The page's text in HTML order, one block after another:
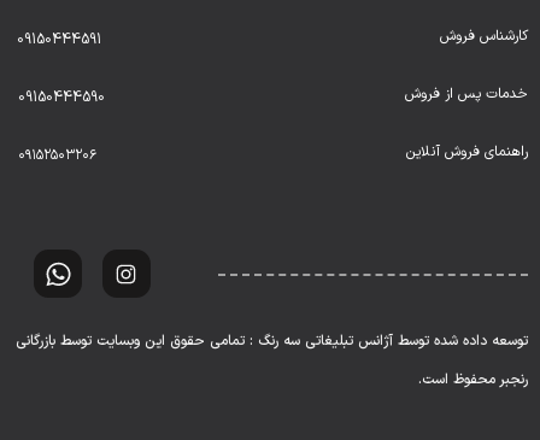
کارشناس فروش 09150444591
خدمات پس از فروش 09150444590
راهنمای فروش آنلاین ۰۹۱۵۲۵۰۳۲۰۶
توسعه داده شده توسط آژانس تبلیغاتی سه رنگ : تمامی حقوق این وبسایت توسط بازرگانی
رنجبر محفوظ است.